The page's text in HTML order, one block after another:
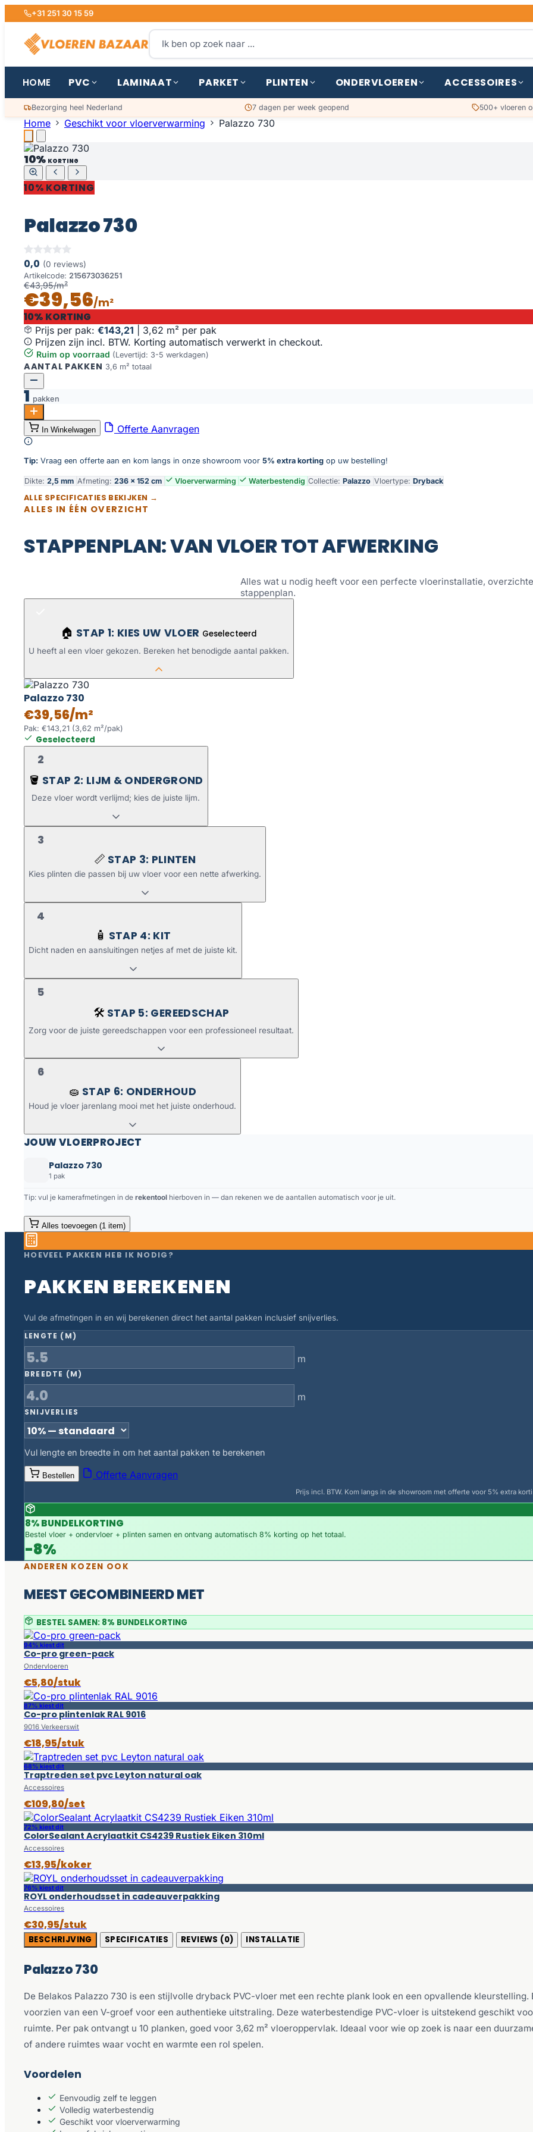
+31 251 30 15 59
HOME PVC LAMINAAT PARKET PLINTEN ONDERVLOEREN ACCESSOIRES
Bezorging heel Nederland 7 dagen per week geopend 500+ vloeren
Home Geschikt voor vloerverwarming Palazzo 730
10% KORTING
10% KORTING
Palazzo 730
0,0 (0 reviews)
Artikelcode: 215673036251
€43,95/m²
€39,56/m²
10% KORTING
Prijs per pak: €143,21
3,62 m² per pak
Prijzen zijn incl. BTW. Korting automatisch verwerkt in checkout.
Ruim op voorraad (Levertijd: 3-5 werkdagen)
AANTAL PAKKEN 3,6 m² totaal
1 pakken
Palazzo 730 aantal
Toevoegen aan winkelwagen
In Winkelwagen Offerte Aanvragen
Tip: Vraag een offerte aan en kom langs in onze showroom voor 5% extra korting op uw bestelling!
Dikte: 2,5 mm Afmeting: 236 × 152 cm Vloerverwarming Waterbestendig Collectie: Palazzo Vloertype: Dryback
ALLE SPECIFICATIES BEKIJKEN →
ALLES IN ÉÉN OVERZICHT
STAPPENPLAN: VAN VLOER TOT AFWERKING
Alles wat u nodig heeft voor een perfecte vloerinstallatie,
stappenplan.
🏠 STAP 1: KIES UW VLOER Geselecteerd
U heeft al een vloer gekozen. Bereken het benodigde aantal pakken.
Palazzo 730
€39,56/m²
Pak: €143,21 (3,62 m²/pak)
Geselecteerd
2
🪣 STAP 2: LIJM & ONDERGROND
Deze vloer wordt verlijmd; kies de juiste lijm.
3
📏 STAP 3: PLINTEN
Kies plinten die passen bij uw vloer voor een nette afwerking.
4
🧴 STAP 4: KIT
Dicht naden en aansluitingen netjes af met de juiste kit.
5
🛠️ STAP 5: GEREEDSCHAP
Zorg voor de juiste gereedschappen voor een professioneel resultaat.
6
🧽 STAP 6: ONDERHOUD
Houd je vloer jarenlang mooi met het juiste onderhoud.
JOUW VLOERPROJECT
Palazzo 730
1 pak
Tip: vul je kamerafmetingen in de rekentool hierboven in — dan rekenen we de aantallen automatisch voor je uit.
Alles toevoegen (1 item)
HOEVEEL PAKKEN HEB IK NODIG?
PAKKEN BEREKENEN
Vul de afmetingen in en wij berekenen direct het aantal pakken inclusief snijverlies.
LENGTE (M)
m
BREEDTE (M)
m
SNIJVERLIES
Vul lengte en breedte in om het aantal pakken te berekenen
Bestellen Offerte Aanvragen
Prijs incl. BTW. Kom langs in de showroom met offerte voor 5% extra
8% BUNDELKORTING
Bestel vloer + ondervloer + plinten samen en ontvang automatisch 8% korting op het totaal.
-8%
ANDEREN KOZEN OOK
MEEST GECOMBINEERD MET
BESTEL SAMEN: 8% BUNDELKORTING
94% kiest dit
Co-pro green-pack
Ondervloeren
€5,80/stuk
87% kiest dit
Co-pro plintenlak RAL 9016
9016 Verkeerswit
€18,95/stuk
68% kiest dit
Traptreden set pvc Leyton natural oak
Accessoires
€109,80/set
72% kiest dit
ColorSealant Acrylaatkit CS4239 Rustiek Eiken 310ml
Accessoires
€13,95/koker
76% kiest dit
ROYL onderhoudsset in cadeauverpakking
Accessoires
€30,95/stuk
BESCHRIJVING SPECIFICATIES REVIEWS (0) INSTALLATIE
Palazzo 730
De Belakos Palazzo 730 is een stijlvolle dryback PVC-vloer met een rechte plank look en een opvallende kleurstelling.
voorzien van een V-groef voor een authentieke uitstraling. Deze waterbestendige PVC-vloer is uitstekend geschikt
ruimte. Per pak ontvangt u 10 planken, goed voor 3,62 m² vloeroppervlak. Ideaal voor wie op zoek is naar een
of andere ruimtes waar vocht en warmte een rol spelen.
Voordelen
Eenvoudig zelf te leggen
Volledig waterbestendig
Geschikt voor vloerverwarming